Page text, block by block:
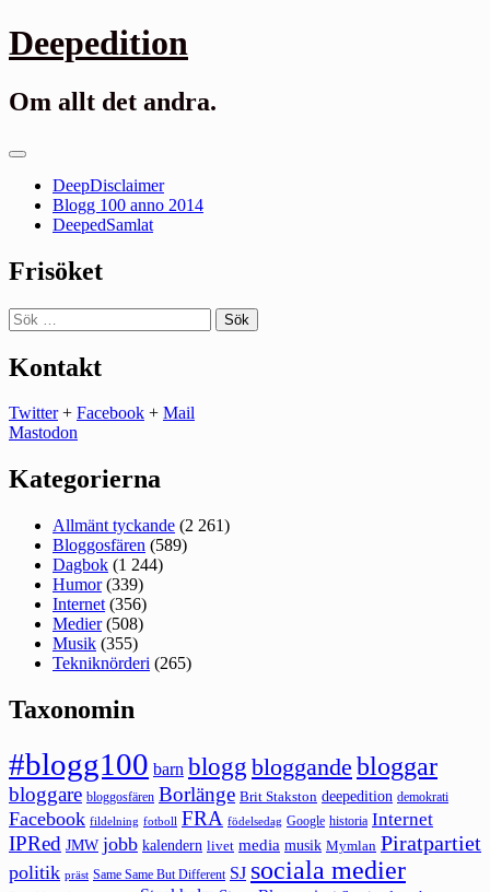
Gå
till
Deepedition
Om allt det andra.
Primär
DeepDisclaimer
Blogg 100 anno 2014
DeepedSamlat
Frisöket
Sök
efter:
Kontakt
Twitter+ Facebook + Mail
Mastodon
Kategorierna
Allmänt tyckande (2 261)
Bloggosfären (589)
Dagbok (1 244)
Humor(339)
Internet (356)
Medier(508)
Musik (355)
Tekniknörderi (265)
Taxonomin
#blogg100 barn blogg bloggande bloggar
bloggare bloggosfären Borlänge Brit Stakston deepedition demokrati
Facebook fildelning fotboll FRA födelsedag Google historia Internet
IPRed JMW jobb kalendern livet media musik Mymlan Piratpartiet
politik präst Same Same But Different SJ sociala medier